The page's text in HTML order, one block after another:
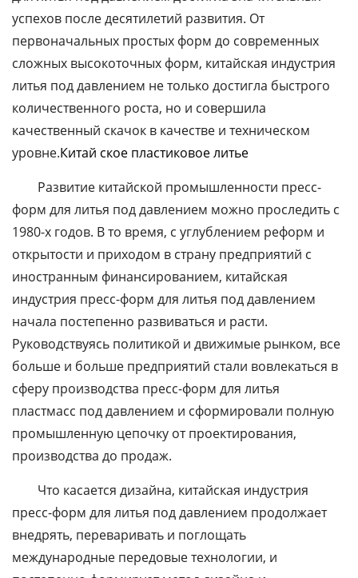
успехов после десятилетий развития. От
первоначальных простых форм до современных
сложных высокоточных форм, китайская индустрия
литья под давлением не только достигла быстрого
количественного роста, но и совершила
качественный скачок в качестве и техническом
уровне.Китай ское пластиковое литье
Развитие китайской промышленности пресс-
форм для литья под давлением можно проследить с
1980-х годов. В то время, с углублением реформ и
открытости и приходом в страну предприятий с
иностранным финансированием, китайская
индустрия пресс-форм для литья под давлением
начала постепенно развиваться и расти.
Руководствуясь политикой и движимые рынком, все
больше и больше предприятий стали вовлекаться в
сферу производства пресс-форм для литья
пластмасс под давлением и сформировали полную
промышленную цепочку от проектирования,
производства до продаж.
Что касается дизайна, китайская индустрия
пресс-форм для литья под давлением продолжает
внедрять, переваривать и поглощать
международные передовые технологии, и